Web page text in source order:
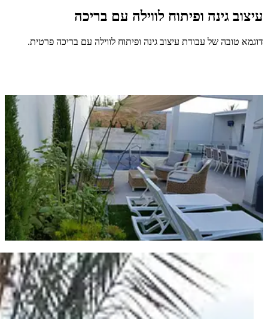
ופיתוח לווילה עם בריכה
של עבודת עיצוב גינה ופיתוח לווילה עם בריכה פרטית.